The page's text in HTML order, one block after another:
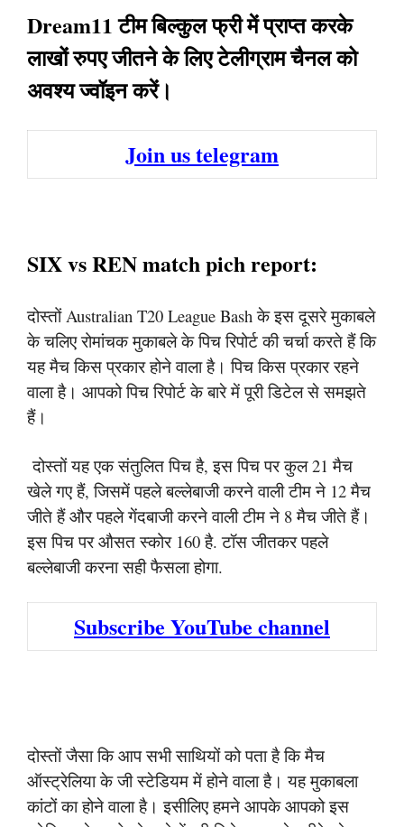
Dream11 टीम बिल्कुल फ्री में प्राप्त करके
लाखों रुपए जीतने के लिए टेलीग्राम चैनल को
अवश्य ज्वॉइन करें।
Join us telegram
SIX vs REN match pich report:
दोस्तों Australian T20 League Bash के इस दूसरे मुकाबले
के चलिए रोमांचक मुकाबले के पिच रिपोर्ट की चर्चा करते हैं कि
यह मैच किस प्रकार होने वाला है। पिच किस प्रकार रहने
वाला है। आपको पिच रिपोर्ट के बारे में पूरी डिटेल से समझते
हैं।
दोस्तों यह एक संतुलित पिच है, इस पिच पर कुल 21 मैच
खेले गए हैं, जिसमें पहले बल्लेबाजी करने वाली टीम ने 12 मैच
जीते हैं और पहले गेंदबाजी करने वाली टीम ने 8 मैच जीते हैं।
इस पिच पर औसत स्कोर 160 है. टॉस जीतकर पहले
बल्लेबाजी करना सही फैसला होगा.
Subscribe YouTube channel
दोस्तों जैसा कि आप सभी साथियों को पता है कि मैच
ऑस्ट्रेलिया के जी स्टेडियम में होने वाला है। यह मुकाबला
कांटों का होने वाला है। इसीलिए हमने आपके आपको इस